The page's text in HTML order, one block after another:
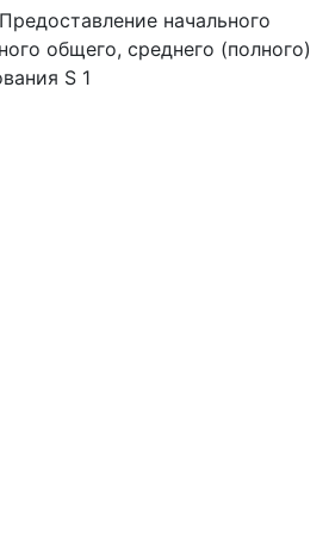
начального
общего, среднего (полного)
S 1